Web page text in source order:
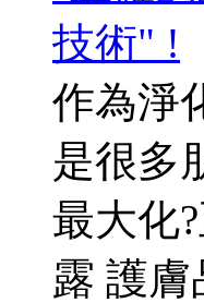
作為淨
是很多
最大化
露 護